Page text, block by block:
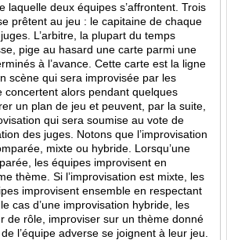
laquelle deux équipes s’affrontent. Trois
prêtent au jeu : le capitaine de chaque
L’arbitre, la plupart du temps
pige au hasard une carte parmi une
à l’avance. Cette carte est la ligne
scène qui sera improvisée par les
concertent alors pendant quelques
un plan de jeu et peuvent, par la suite,
qui sera soumise au vote de
des juges. Notons que l’improvisation
mixte ou hybride. Lorsqu’une
les équipes improvisent en
thème. Si l’improvisation est mixte, les
improvisent ensemble en respectant
cas d’une improvisation hybride, les
de rôle, improviser sur un thème donné
l’équipe adverse se joignent à leur jeu.